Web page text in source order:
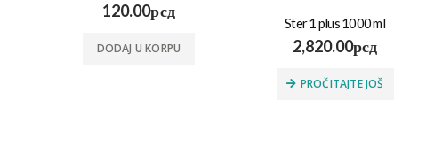
120.00рсд
DODAJ U KORPU
Ster 1 plus 1000 ml
2,820.00рсд
PROČITAJTE JOŠ